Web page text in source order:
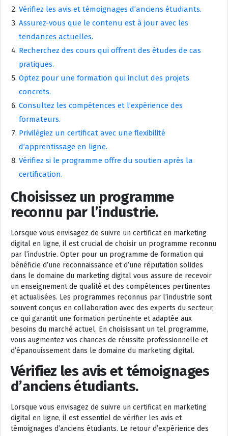
Vérifiez les avis et témoignages d’anciens étudiants.
Assurez-vous que le contenu est à jour avec les
tendances actuelles.
Recherchez des cours qui offrent des études de cas
pratiques.
Optez pour une formation qui inclut des projets
concrets.
Consultez les compétences et l’expérience des
formateurs.
Privilégiez un certificat avec une flexibilité
d’apprentissage en ligne.
Vérifiez si le programme offre du soutien après la
certification.
Choisissez un programme
reconnu par l’industrie.
Lorsque vous envisagez de suivre un certificat en marketing
digital en ligne, il est crucial de choisir un programme reconnu
par l’industrie. Opter pour un programme de formation qui
bénéficie d’une reconnaissance et d’une réputation solides
dans le domaine du marketing digital vous assure de recevoir
un enseignement de qualité et des compétences pertinentes
et actualisées. Les programmes reconnus par l’industrie sont
souvent conçus en collaboration avec des experts du secteur,
ce qui garantit une formation pertinente et adaptée aux
besoins du marché actuel. En choisissant un tel programme,
vous augmentez vos chances de réussite professionnelle et
d’épanouissement dans le domaine du marketing digital.
Vérifiez les avis et témoignages
d’anciens étudiants.
Lorsque vous envisagez de suivre un certificat en marketing
digital en ligne, il est essentiel de vérifier les avis et
témoignages d’anciens étudiants. Le retour d’expérience des